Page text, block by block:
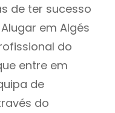
de ter sucesso
em Algés
do
entre em
de
do